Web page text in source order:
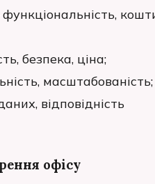
безпека, ціна;
масштабованість;
відповідність
офісу